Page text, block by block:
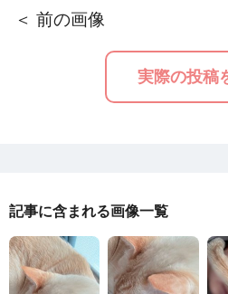
＜ 前の画像
実際の投稿
記事に含まれる画像一覧